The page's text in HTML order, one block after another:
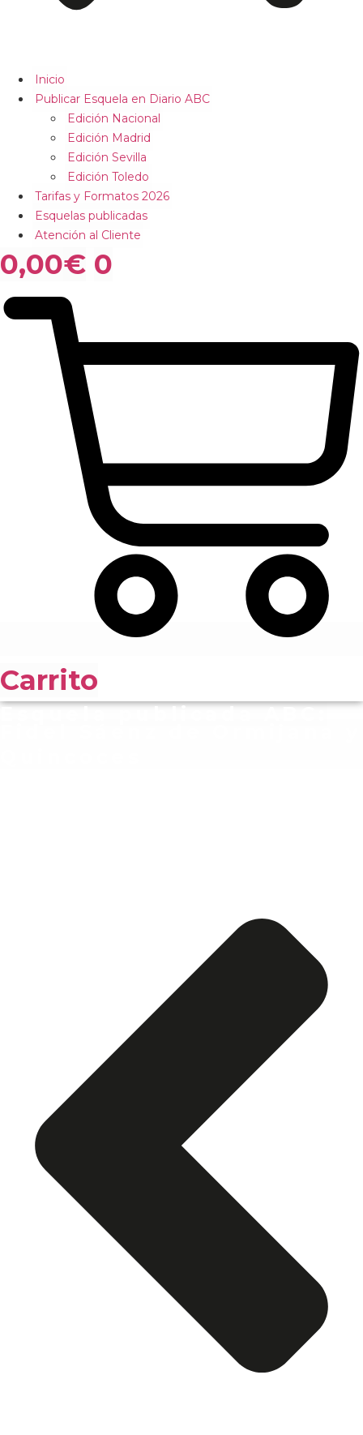
Inicio
Publicar Esquela en Diario ABC
Edición Nacional
Edición Madrid
Edición Sevilla
Edición Toledo
Tarifas y Formatos 2026
Esquelas publicadas
Atención al Cliente
0,00€ 0
Carrito